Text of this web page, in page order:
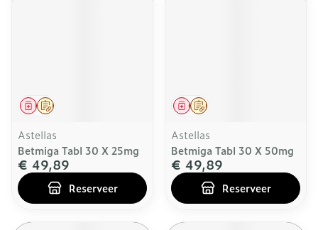
Op voorschrift
Geneesmiddel
Astellas
Betmiga Tabl 30 X 25mg
€ 49,89
Reserveer
Op voorschrift
Geneesmiddel
Astellas
Betmiga Tabl 30 X 50mg
€ 49,89
Reserveer